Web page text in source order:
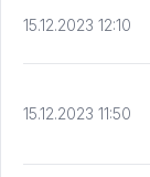
15.12.2023 12:10
15.12.2023 11:50